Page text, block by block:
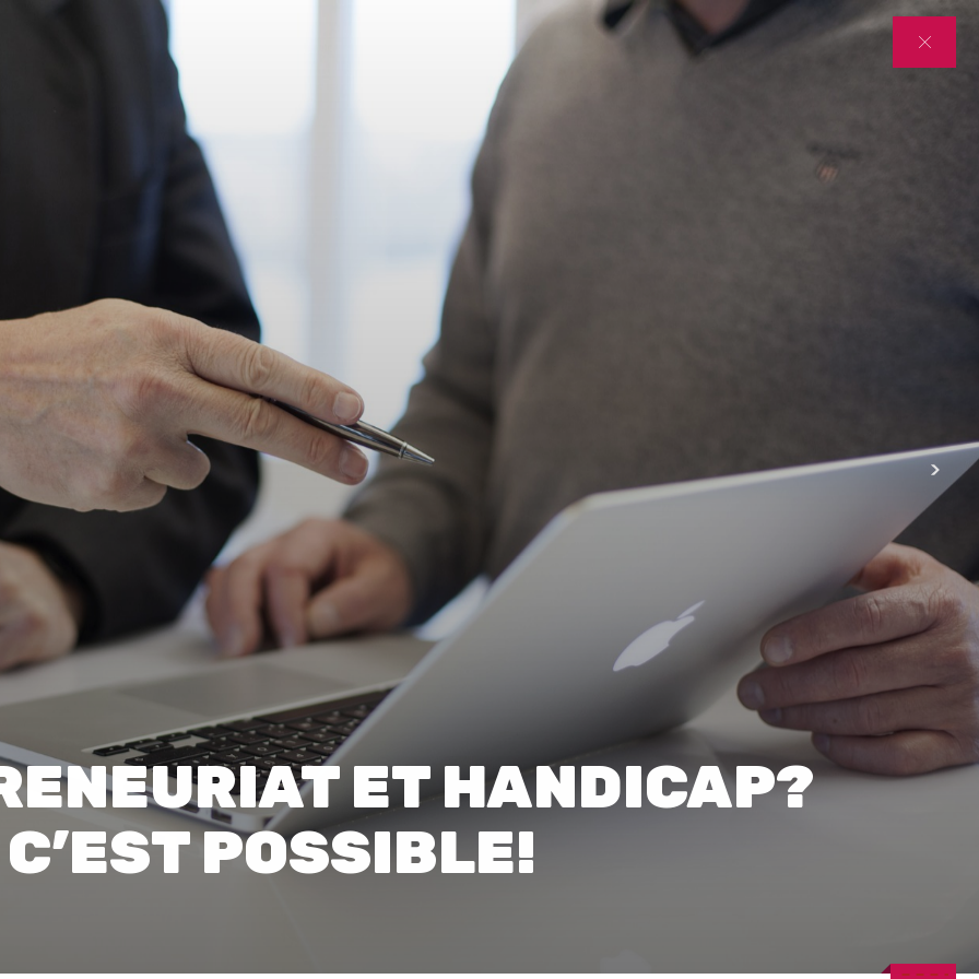
ET HANDICAP?
C’EST POSSIBLE!
Affaires sensibles